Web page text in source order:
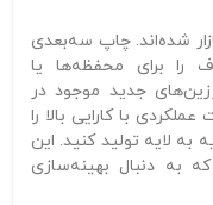
شده‌اند. چاپ سه‌بعدی
را برای محفظه‌ها یا
جدید موجود در
با کارایی بالا را
به لایه تولید کنید. این
به دنبال بهینه‌سازی